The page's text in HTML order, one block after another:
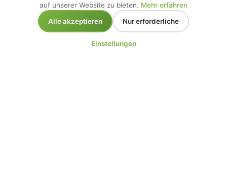
auf unserer Website zu bieten. Mehr erfahren
Alle akzeptieren
Nur erforderliche
Einstellungen